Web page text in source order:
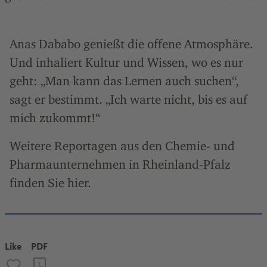
Anas Dababo genießt die offene Atmosphäre.
Und inhaliert Kultur und Wissen, wo es nur
geht: „Man kann das Lernen auch suchen“,
sagt er bestimmt. „Ich warte nicht, bis es auf
mich zukommt!“
Weitere Reportagen aus den Chemie- und
Pharmaunternehmen in Rheinland-Pfalz
finden Sie hier.
Like PDF